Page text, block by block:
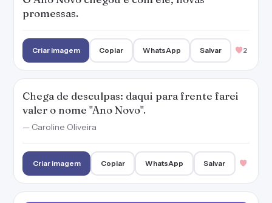
promessas.
Criar imagem Copiar WhatsApp Salvar 2
Chega de desculpas: daqui para frente farei
valer o nome "Ano Novo".
— Caroline Oliveira
Criar imagem Copiar WhatsApp Salvar